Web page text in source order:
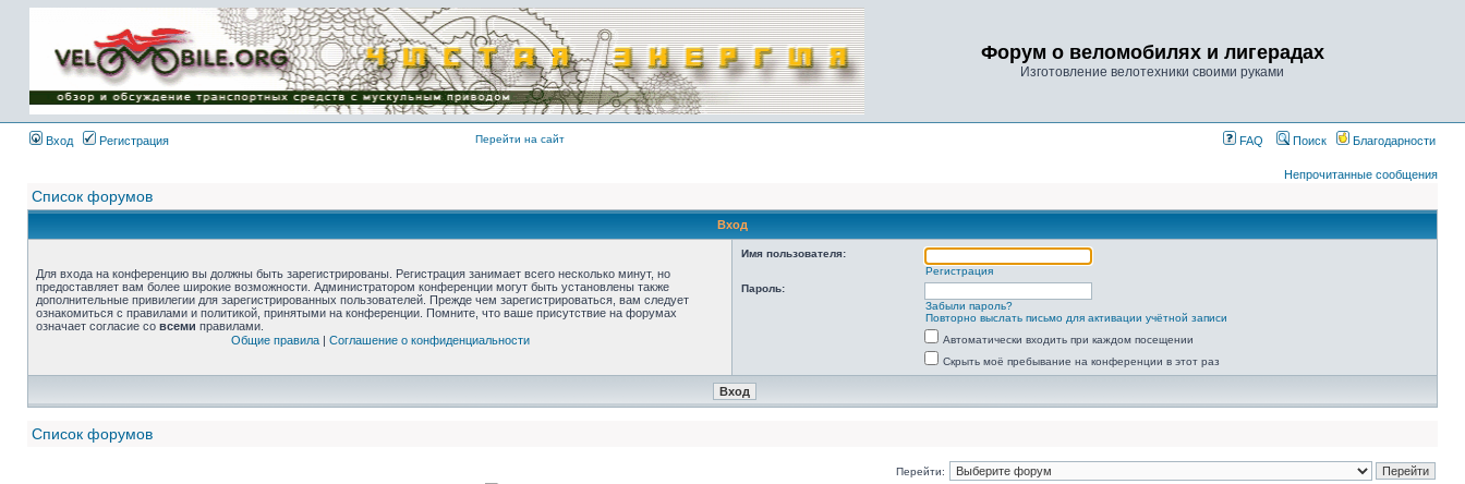
Форум о веломобилях и лигерадах
Изготовление велотехники своими руками
Вход Регистрация Перейти на сайт FAQ Поиск Благодарности
Непрочитанные сообщения
Список форумов
Вход
Для входа на конференцию вы должны быть зарегистрированы. Регистрация занимает всего несколько минут, но
предоставляет вам более широкие возможности. Администратором конференции могут быть установлены также
дополнительные привилегии для зарегистрированных пользователей. Прежде чем зарегистрироваться, вам следует
ознакомиться с правилами и политикой, принятыми на конференции. Помните, что ваше присутствие на форумах
означает согласие со всеми правилами.
Общие правила| Соглашение о конфиденциальности
Имя пользователя:
Регистрация
Пароль:
Забыли пароль?
Повторно выслать письмо для активации учётной записи
Автоматически входить при каждом посещении
Скрыть моё пребывание на конференции в этот раз
Список форумов
Перейти: